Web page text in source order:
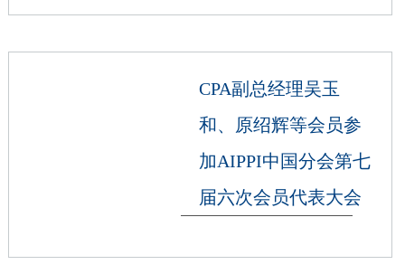
CPA副总经理吴玉
和、原绍辉等会员参
加AIPPI中国分会第七
届六次会员代表大会